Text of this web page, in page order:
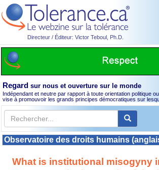
Directeur / Éditeur: Victor Teboul, Ph.D.
Regard sur nous et ouverture sur le monde
Indépendant et neutre par rapport à toute orientation politique
vise à promouvoir les grands principes démocratiques sur
Observatoire des droits humains
What is institutional misogyny